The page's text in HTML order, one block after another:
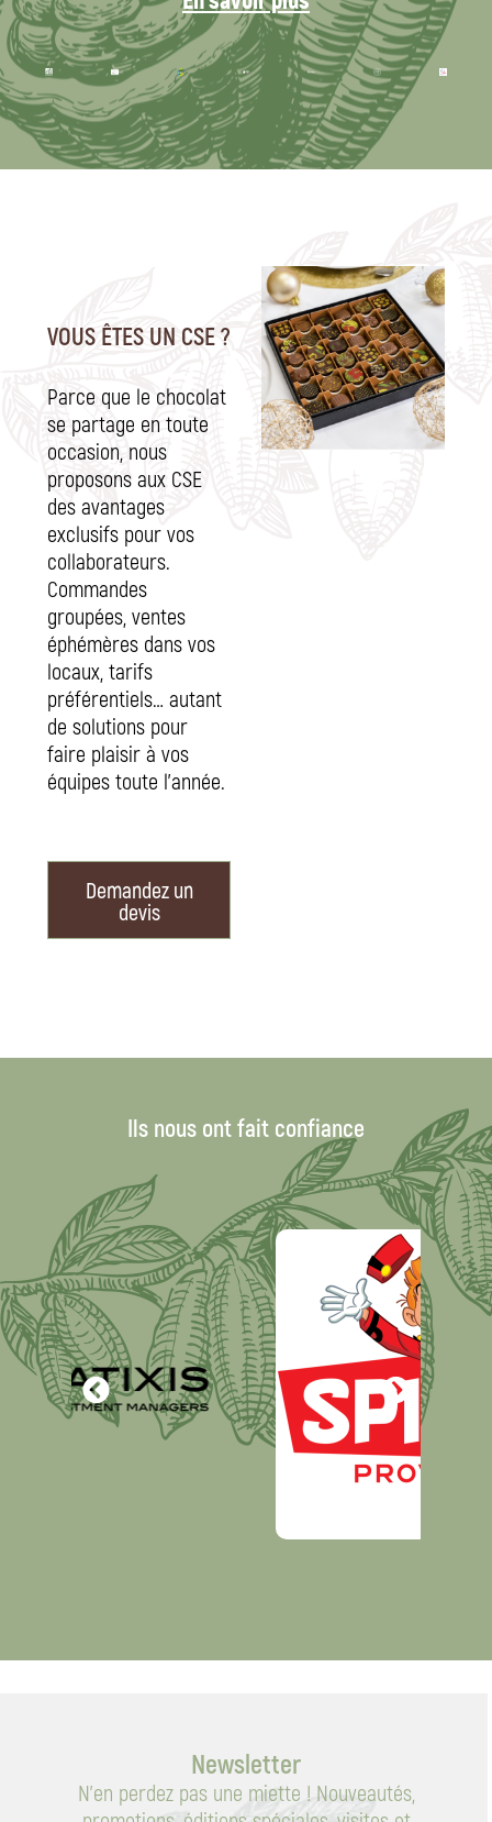
VOUS ÊTES UN CSE ?
Parce que le chocolat
se partage en toute
occasion, nous
proposons aux CSE
des avantages
exclusifs pour vos
collaborateurs.
Commandes
groupées, ventes
éphémères dans vos
locaux, tarifs
préférentiels… autant
de solutions pour
faire plaisir à vos
équipes toute l’année.
Demandez un
devis
Ils nous ont fait confiance
Newsletter
N’en perdez pas une miette ! Nouveautés,